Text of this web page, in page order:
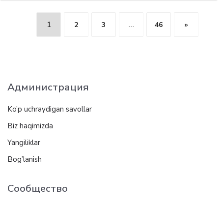
1 2 3 … 46 »
Администрация
Ko’p uchraydigan savollar
Biz haqimizda
Yangiliklar
Bog’lanish
Сообщество